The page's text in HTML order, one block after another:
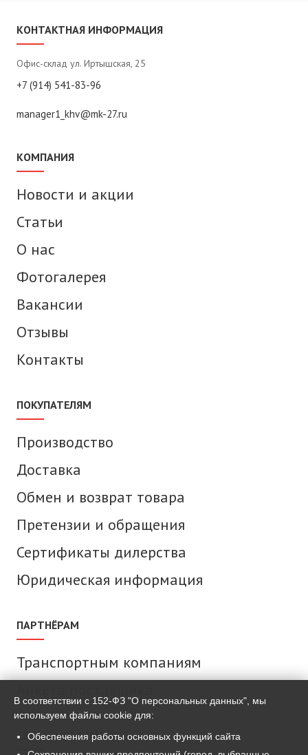
КОНТАКТНАЯ ИНФОРМАЦИЯ
Офис-склад ул. Иртышская, 25
+7 (914) 541-83-96
manager1_khv@mk-27.ru
КОМПАНИЯ
Новости и акции
Статьи
О нас
Фотогалерея
Вакансии
Отзывы
Контакты
ПОКУПАТЕЛЯМ
Производство
Доставка
Обмен и возврат товара
Претензии и обращения
Сертификаты дилерства
Юридическая информация
ПАРТНЁРАМ
Транспортным компаниям
СВЯЗАТЬСЯ С НАМИ
В соответствии с 152-ФЗ "О персональных данных", мы
используем файлы cookie для:
Обеспечения работы основных функций сайта